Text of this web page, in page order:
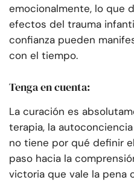
emocionalmente, lo que
efectos del trauma
confianza pueden
con el tiempo.
Tenga en cuenta:
La curación es
terapia, la
no tiene por qué definir
paso hacia la
victoria que vale la pena